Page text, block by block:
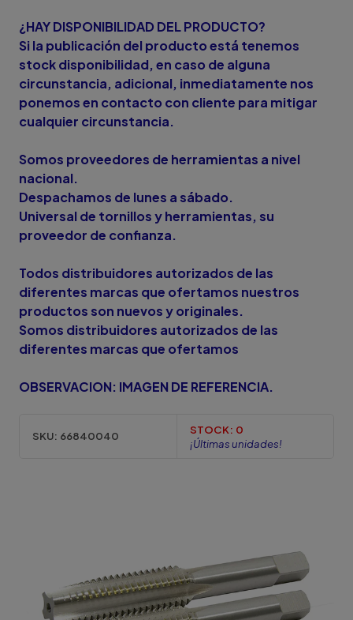
¿HAY DISPONIBILIDAD DEL PRODUCTO?
Si la publicación del producto está tenemos
stock disponibilidad, en caso de alguna
circunstancia, adicional, inmediatamente nos
ponemos en contacto con cliente para mitigar
cualquier circunstancia.
Somos proveedores de herramientas a nivel
nacional.
Despachamos de lunes a sábado.
Universal de tornillos y herramientas, su
proveedor de confianza.
Todos distribuidores autorizados de las
diferentes marcas que ofertamos nuestros
productos son nuevos y originales.
Somos distribuidores autorizados de las
diferentes marcas que ofertamos
OBSERVACION: IMAGEN DE REFERENCIA.
SKU: 66840040 STOCK: 0
¡Últimas unidades!